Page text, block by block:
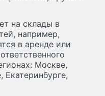
на склады в
например,
в аренде или
Москве,